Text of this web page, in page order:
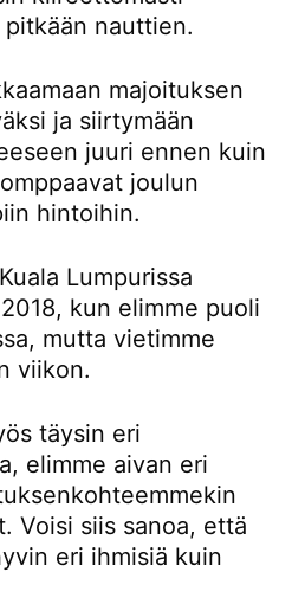
nauttien.
majoituksen
ja siirtymään
juuri ennen kuin
joulun
hintoihin.
Lumpurissa
kun elimme puoli
mutta vietimme
viikon.
täysin eri
elimme aivan eri
Voisi siis sanoa, että
eri ihmisiä kuin